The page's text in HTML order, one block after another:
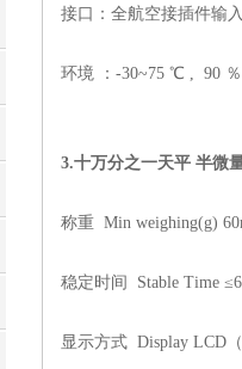
接口：全航空接插件输
环境 ： -30~75 ℃ , 90 ％
3.十万分之一天平 半微
称重 Min weighing(g)
稳定时间 Stable Time
显示方式 Display LCD （